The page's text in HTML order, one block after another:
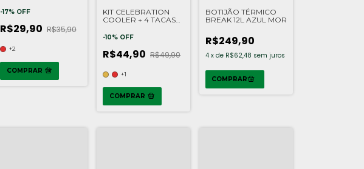
-17% OFF
R$29,90 R$35,90
+2
COMPRAR
KIT CELEBRATION
COOLER + 4 TACAS
-10% OFF
R$44,90 R$49,90
+1
COMPRAR
BOTIJÃO TÉRMICO
BREAK 12L AZUL MOR
R$249,90
4 x de R$62,48 sem juros